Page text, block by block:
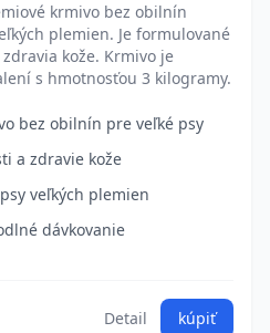
krmivo bez obilnín
plemien. Je formulované
kože. Krmivo je
s hmotnosťou 3 kilogramy.
bez obilnín pre veľké psy
a zdravie kože
veľkých plemien
dávkovanie
Detail kúpiť